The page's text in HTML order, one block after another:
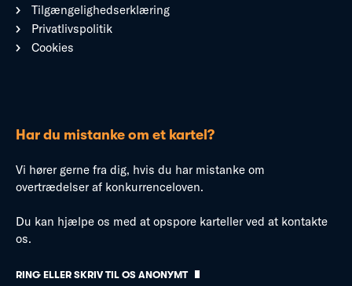
Tilgængelighedserklæring
Privatlivspolitik
Cookies
Har du mistanke om et kartel?
Vi hører gerne fra dig, hvis du har mistanke om
overtrædelser af konkurrenceloven.
Du kan hjælpe os med at opspore karteller ved at kontakte
os.
RING ELLER SKRIV TIL OS ANONYMT